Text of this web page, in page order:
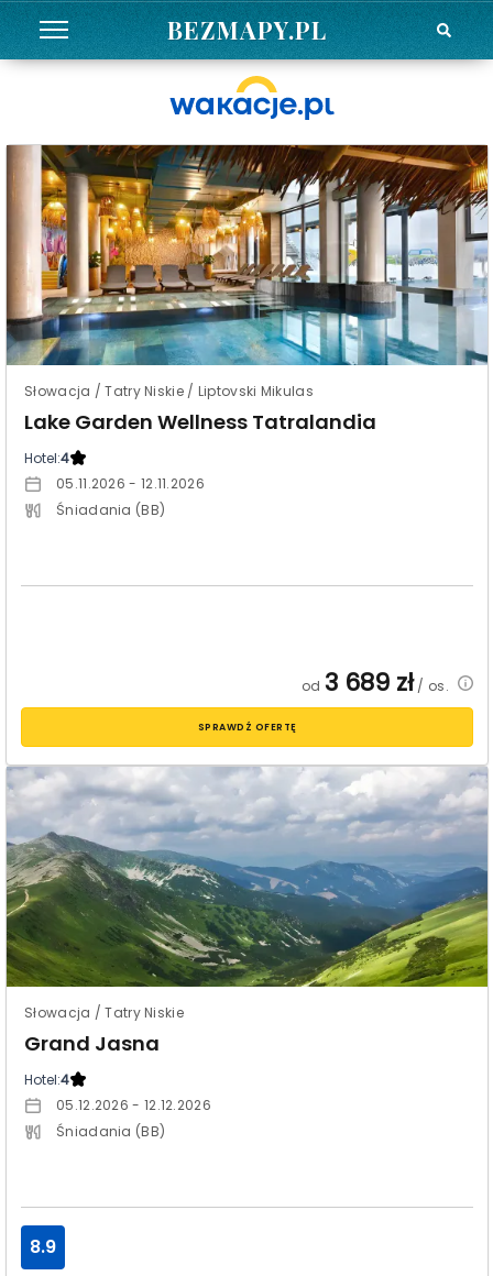
BEZMAPY.PL
Słowacja / Tatry Niskie / Liptovski Mikulas
Lake Garden Wellness Tatralandia
Hotel:4
05.11.2026 - 12.11.2026
Śniadania (BB)
od 3 689 zł/ os.
SPRAWDŹ OFERTĘ
Słowacja / Tatry Niskie
Grand Jasna
Hotel:4
05.12.2026 - 12.12.2026
Śniadania (BB)
8.9